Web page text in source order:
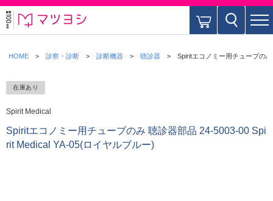
HOME 診察・診断 診断機器 聴診器 Spiritエコノミー用チューブの
在庫あり
Spirit Medical
Spiritエコノミー用チューブのみ 聴診器部品 24-5003-00 Spi
rit Medical YA-05(ロイヤルブルー)